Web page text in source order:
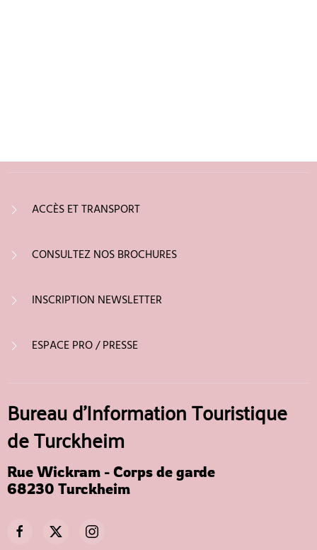
ACCÈS ET TRANSPORT
CONSULTEZ NOS BROCHURES
INSCRIPTION NEWSLETTER
ESPACE PRO / PRESSE
Bureau d'Information Touristique
de Turckheim
Rue Wickram - Corps de garde
68230 Turckheim